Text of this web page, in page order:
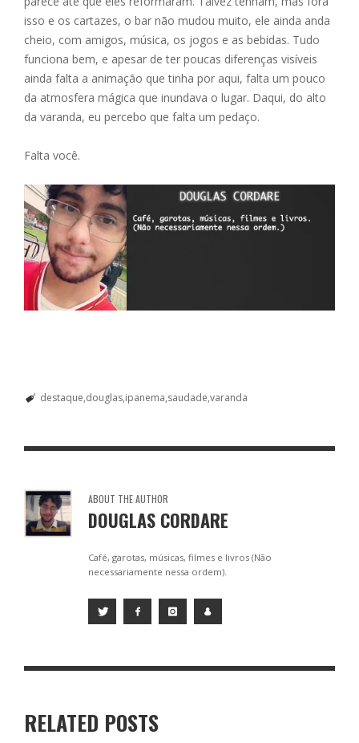
isso e os cartazes, o bar não mudou muito, ele ainda anda
cheio, com amigos, música, os jogos e as bebidas. Tudo
funciona bem, e apesar de ter poucas diferenças visíveis
ainda falta a animação que tinha por aqui, falta um pouco
da atmosfera mágica que inundava o lugar. Daqui, do alto
da varanda, eu percebo que falta um pedaço.
Falta você.
destaque douglas ipanema saudade varanda
ABOUT THE AUTHOR
DOUGLAS CORDARE
Café, garotas, músicas, filmes e livros (Não
necessariamente nessa ordem).
RELATED POSTS